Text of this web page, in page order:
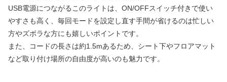
USB電源につながるこのライトは、ON/OFFスイッチ付きで使い
やすさも高く、毎回モードを設定し直す手間が省けるのは忙しい
方やズボラな方にも嬉しいポイントです。
また、コードの長さは約1.5mあるため、シート下やフロアマット
など取り付け場所の自由度が高いのも魅力です。